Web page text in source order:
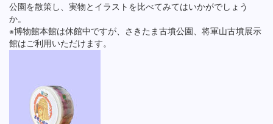
公園を散策し、実物とイラストを比べてみてはいかがでしょう
か。
※博物館本館は休館中ですが、さきたま古墳公園、将軍山古墳展示
館はご利用いただけます。